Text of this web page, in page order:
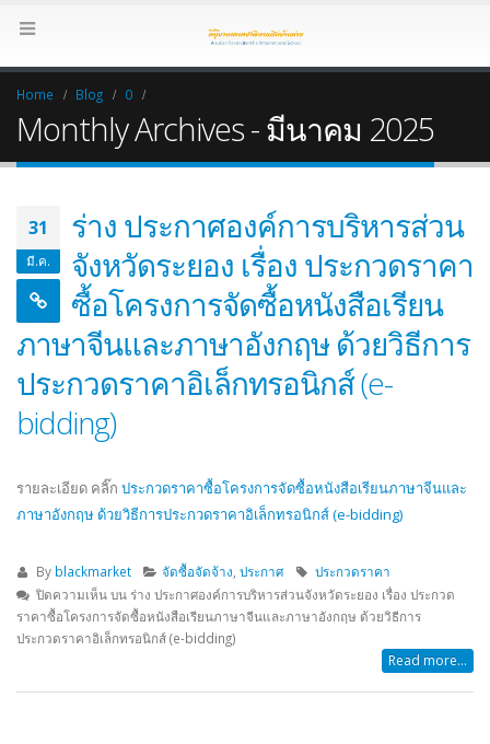
Home Blog 0
Monthly Archives - มีนาคม 2025
31
มี.ค.
ร่าง ประกาศองค์การบริหารส่วน
จังหวัดระยอง เรื่อง ประกวดราคา
ซื้อโครงการจัดซื้อหนังสือเรียน
ภาษาจีนและภาษาอังกฤษ ด้วยวิธีการ
ประกวดราคาอิเล็กทรอนิกส์ (e-
bidding)
รายละเอียด คลิ๊ก ประกวดราคาซื้อโครงการจัดซื้อหนังสือเรียนภาษาจีนและ
ภาษาอังกฤษ ด้วยวิธีการประกวดราคาอิเล็กทรอนิกส์ (e-bidding)
By blackmarket จัดซื้อจัดจ้าง,ประกาศ
ประกวดราคา
ปิดความเห็นบน ร่าง ประกาศองค์การบริหารส่วนจังหวัดระยอง เรื่อง ประกวด
ราคาซื้อโครงการจัดซื้อหนังสือเรียนภาษาจีนและภาษาอังกฤษ ด้วยวิธีการ
ประกวดราคาอิเล็กทรอนิกส์ (e-bidding)
Read more...